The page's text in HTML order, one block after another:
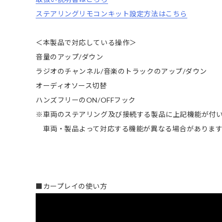
ステアリングリモコンキット設定方法はこちら
＜本製品で対応している操作＞
音量のアップ/ダウン
ラジオのチャンネル/音楽のトラックのアップ/ダウン
オーディオソース切替
ハンズフリーのON/OFFフック
※車両のステアリング及び接続する製品に上記機能が付
車両・製品よって対応する機能が異なる場合があります
■カープレイの使い方